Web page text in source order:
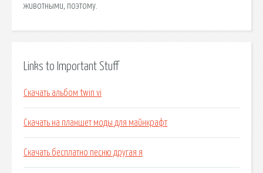
животными, поэтому.
Links to Important Stuff
Скачать альбом twin vi
Скачать на планшет моды для майнкрафт
Скачать бесплатно песню другая я